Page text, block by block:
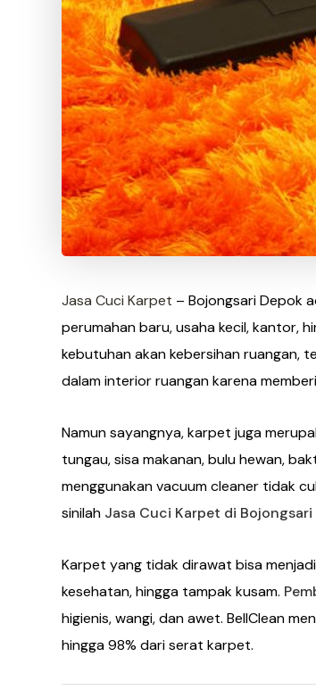
Jasa Cuci Karpet – Bojongsari Depok
perumahan baru, usaha kecil, kantor,
kebutuhan akan kebersihan ruangan,
dalam interior ruangan karena
Namun sayangnya, karpet juga
tungau, sisa makanan, bulu hewan,
menggunakan vacuum cleaner tidak
sinilah Jasa Cuci Karpet di Bojongsari
Karpet yang tidak dirawat bisa
kesehatan, hingga tampak kusam.
higienis, wangi, dan awet. BellClean
hingga 98% dari serat karpet.